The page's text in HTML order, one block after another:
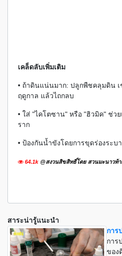
เคล็ดลับเพิ่มเติม
• ถ้าดินแน่นมาก: ปลูกพืชคลุมดิน เ
ฤดูกาล แล้วไถกลบ
• ใส่ "ไคโตซาน" หรือ "ฮิวมิค" ช่ว
ราก
• ป้องกันน้ำขังโดยการขุดร่องระบ
64.1k @สงวนสิขสิทธิ์โดย สวนมะนาวท้า
สาระน่ารู้แนะนำ
การ
การ
ของ